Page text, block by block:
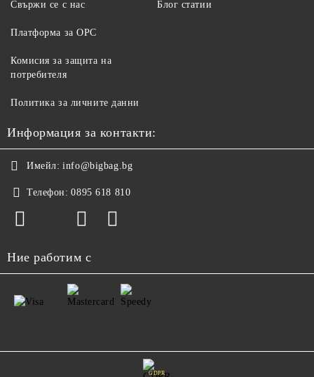
Свържи се с нас Блог статии
Платформа за ОРС
Комисия за защита на
потребителя
Политика за личните данни
Информация за контакти:
Имейл: info@bigbag.bg
Телефон: 0895 618 810
Ние работим с
GDPR